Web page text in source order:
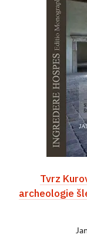
Tvrz
archeologie